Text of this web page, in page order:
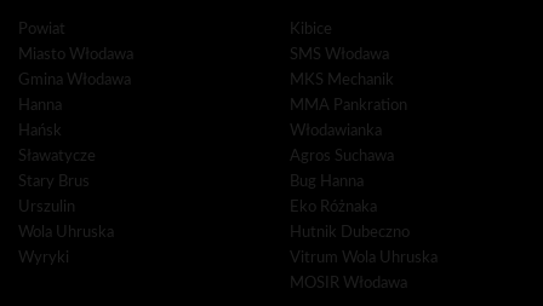
Powiat
Miasto Włodawa
Gmina Włodawa
Hanna
Hańsk
Sławatycze
Stary Brus
Urszulin
Wola Uhruska
Wyryki
Kibice
SMS Włodawa
MKS Mechanik
MMA Pankration
Włodawianka
Agros Suchawa
Bug Hanna
Eko Różnaka
Hutnik Dubeczno
Vitrum Wola Uhruska
MOSIR Włodawa